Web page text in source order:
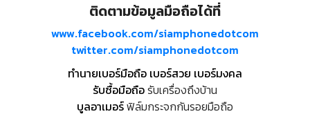
ติดตามข้อมูลมือถือได้ที่
www.facebook.com/siamphonedotcom
twitter.com/siamphonedotcom
ทำนายเบอร์มือถือ เบอร์สวย เบอร์มงคล
รับซื้อมือถือรับเครื่องถึงบ้าน
บูลอาเมอร์ฟิล์มกระจกกันรอยมือถือ